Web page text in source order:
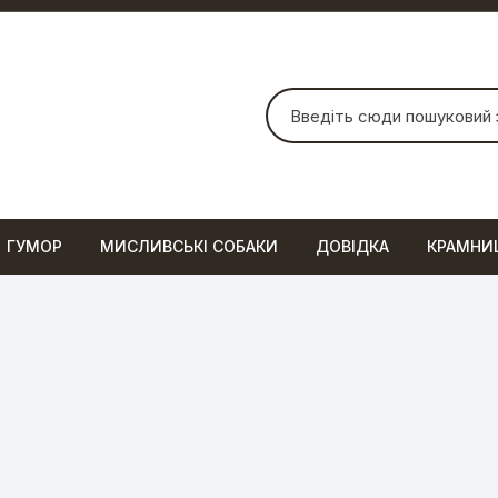
Шукати:
ГУМОР МИСЛИВСЬКІ СОБАКИ ДОВІДКА